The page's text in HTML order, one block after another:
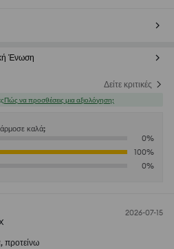
Ένωση
Δείτε κριτικές
Πώς να προσθέσεις μια αξιολόγηση;
καλά;
0%
100%
0%
2026-07-15
προτείνω